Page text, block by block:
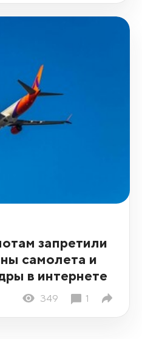
запретили
самолета и
в интернете
349 1